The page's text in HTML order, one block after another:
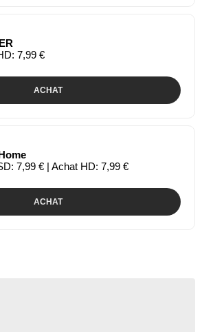
7,99 €
ACHAT
7,99 € | Achat HD: 7,99 €
ACHAT